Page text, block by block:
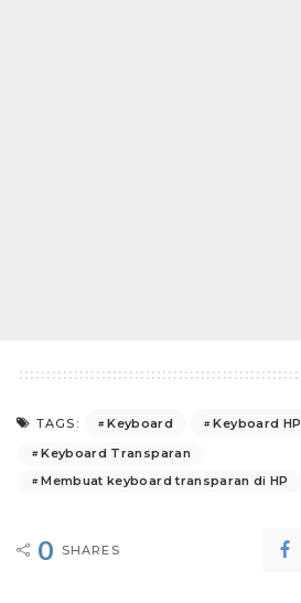
TAGS: Keyboard
Keyboard HP
Keyboard Transparan
Membuat keyboard transparan di HP
0 SHARES